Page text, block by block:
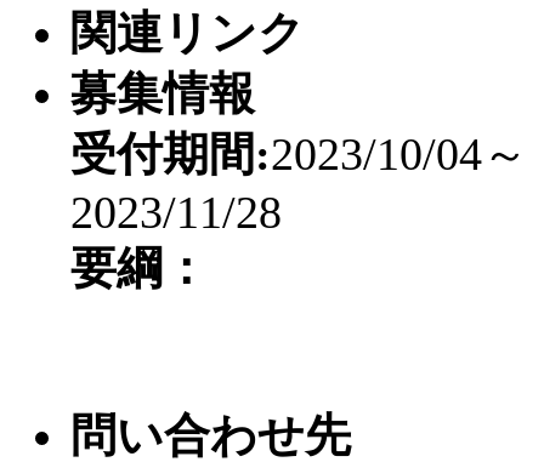
関連リンク
募集情報
受付期間:2023/10/04～
2023/11/28
要綱：
問い合わせ先